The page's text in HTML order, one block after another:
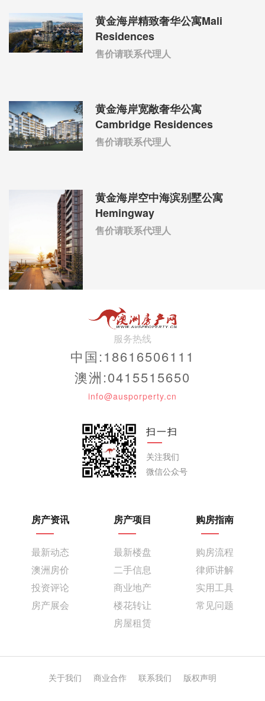
黄金海岸精致奢华公寓Mali
Residences
售价请联系代理人
黄金海岸宽敞奢华公寓
Cambridge Residences
售价请联系代理人
黄金海岸空中海滨别墅公寓
Hemingway
售价请联系代理人
服务热线
中国:18616506111
澳洲:0415515650
info@ausporperty.cn
扫一扫
关注我们
微信公众号
房产资讯
最新动态
澳洲房价
投资评论
房产展会
房产项目
最新楼盘
二手信息
商业地产
楼花转让
房屋租赁
购房指南
购房流程
律师讲解
实用工具
常见问题
关于我们 商业合作 联系我们 版权声明